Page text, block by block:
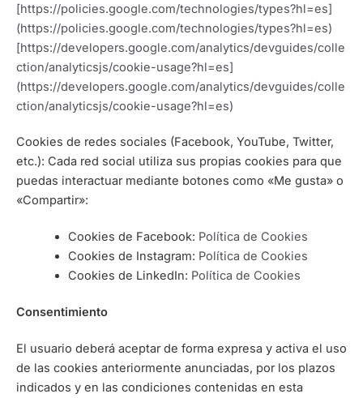
[https://policies.google.com/technologies/types?hl=es]
(https://policies.google.com/technologies/types?hl=es)
[https://developers.google.com/analytics/devguides/colle
ction/analyticsjs/cookie-usage?hl=es]
(https://developers.google.com/analytics/devguides/colle
ction/analyticsjs/cookie-usage?hl=es)
Cookies de redes sociales (Facebook, YouTube, Twitter,
etc.): Cada red social utiliza sus propias cookies para que
puedas interactuar mediante botones como «Me gusta» o
«Compartir»:
Cookies de Facebook: Política de Cookies
Cookies de Instagram: Política de Cookies
Cookies de LinkedIn: Política de Cookies
Consentimiento
El usuario deberá aceptar de forma expresa y activa el uso
de las cookies anteriormente anunciadas, por los plazos
indicados y en las condiciones contenidas en esta